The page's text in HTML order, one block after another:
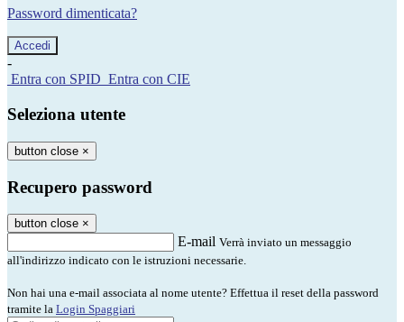
Password dimenticata?
-
Entra con SPID Entra con CIE
Seleziona utente
button close ×
Recupero password
button close ×
E-mail Verrà inviato un messaggio
all'indirizzo indicato con le istruzioni necessarie.
Non hai una e-mail associata al nome utente? Effettua il reset della password
tramite la Login Spaggiari